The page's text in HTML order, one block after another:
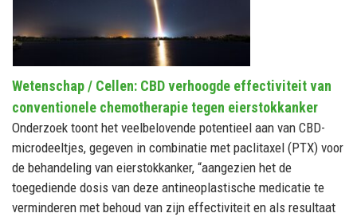
Wetenschap / Cellen: CBD verhoogde effectiviteit van
conventionele chemotherapie tegen eierstokkanker
Onderzoek toont het veelbelovende potentieel aan van CBD-
microdeeltjes, gegeven in combinatie met paclitaxel (PTX) voor
de behandeling van eierstokkanker, “aangezien het de
toegediende dosis van deze antineoplastische medicatie te
verminderen met behoud van zijn effectiviteit en als resultaat